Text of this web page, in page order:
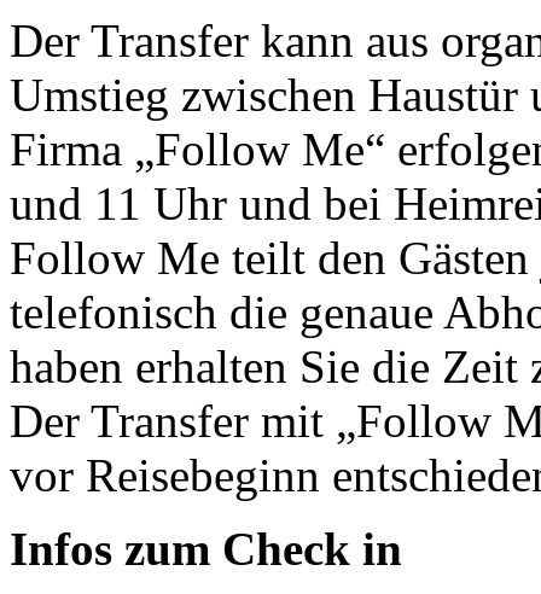
Der Transfer kann aus
Umstieg zwischen
Firma „Follow Me“
und 11 Uhr und bei
Follow Me teilt den
telefonisch die genaue
haben erhalten Sie die
Der Transfer mit „Follow
vor Reisebeginn
Infos zum Check in